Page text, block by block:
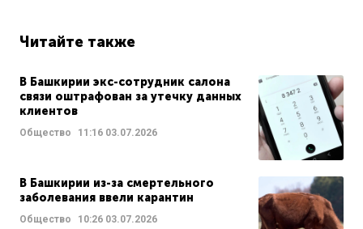
Читайте также
В Башкирии экс-сотрудник салона
связи оштрафован за утечку данных
клиентов
Общество 11:16 03.07.2026
В Башкирии из-за смертельного
заболевания ввели карантин
Общество 10:26 03.07.2026